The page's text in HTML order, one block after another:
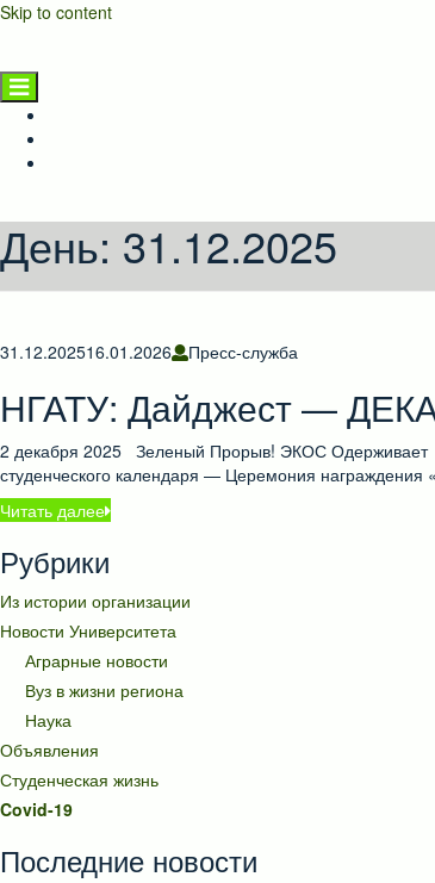
Skip to content
День: 31.12.2025
31.12.202516.01.2026 Пресс-служба
НГАТУ: Дайджест —
2 декабря 2025 Зеленый Прорыв! ЭКОС Одерживает
студенческого календаря — Церемония
Читать далее
Рубрики
Из истории организации
Новости Университета
Аграрные новости
Вуз в жизни региона
Наука
Объявления
Студенческая жизнь
Covid-19
Последние новости